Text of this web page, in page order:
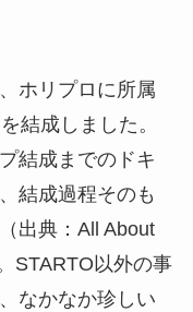
ホリプロに所属
結成しました。
結成までのドキ
結成過程そのも
出典：All About
STARTO以外の事
なかなか珍しい